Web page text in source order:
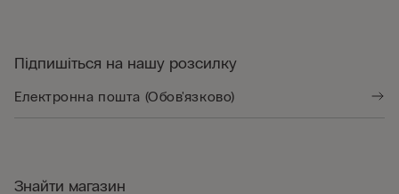
Підпишіться на нашу розсилку
Знайти магазин